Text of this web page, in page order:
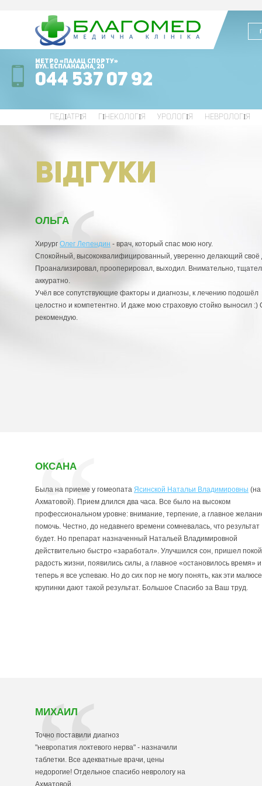
Метро «Палац Спорту»
вул. Еспланадна, 20
044 537 07 92
ПЕДІАТРІЯ ГІНЕКОЛОГІЯ УРОЛОГІЯ НЕВРОЛОГІЯ
ВIДГУКИ
ОЛЬГА
Хирург Олег Лепендин - врач, который спас мою ногу.
Спокойный, высококвалифицированный, уверенно делающий своё
Проанализировал, прооперировал, выходил. Внимательно,
аккуратно.
Учёл все сопутствующие факторы и диагнозы, к лечению подошёл
целостно и компетентно. И даже мою страховую стойко выносил :)
рекомендую.
ОКСАНА
Была на приеме у гомеопата Ясинской Натальи Владимировны (на
Ахматовой). Прием длился два часа. Все было на высоком
профессиональном уровне: внимание, терпение, а главное
помочь. Честно, до недавнего времени сомневалась, что результат
будет. Но препарат назначенный Натальей Владимировной
действительно быстро «заработал». Улучшился сон, пришел
радость жизни, появились силы, а главное «остановилось время» и
теперь я все успеваю. Но до сих пор не могу понять, как эти
крупинки дают такой результат. Большое Спасибо за Ваш труд.
МИХАИЛ
Точно поставили диагноз
"невропатия локтевого нерва" - назначили
таблетки. Все адекватные врачи, цены
недорогие! Отдельное спасибо неврологу на
Ахматовой.